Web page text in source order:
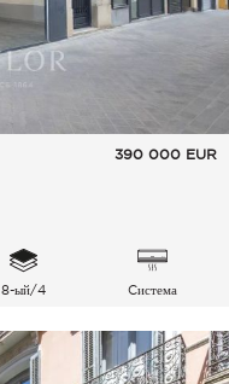
390 000 EUR
8-ый/4
Cистема
воздуха